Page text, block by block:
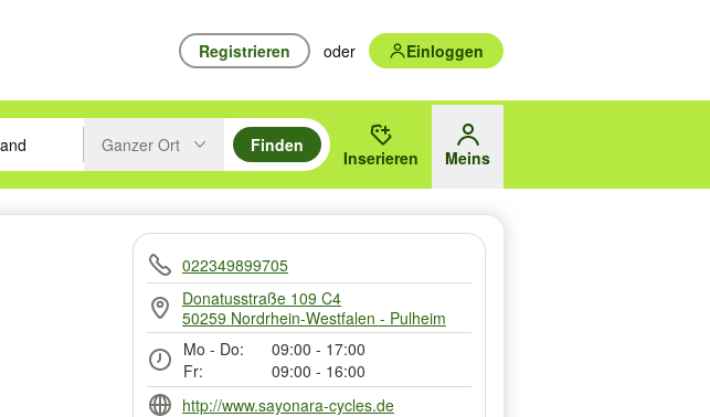
Registrieren oder Einloggen
Pfeiltasten nach oben/unten durchsuchen und mit Eingabetaste auswählen.
Eingabetaste drücken um zu suchen, oder Vorschläge mit den Pfeiltasten nach oben/
Ganzer Ort
Finden
Inserieren Meins
022349899705
Donatusstraße 109 C4
50259 Nordrhein-Westfalen - Pulheim
Mo - Do:
09:00 - 17:00
Fr:
09:00 - 16:00
http://www.sayonara-cycles.de